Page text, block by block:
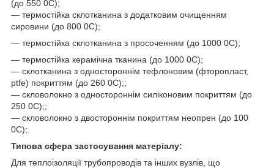
(до 550 0С);
— термостійка склотканина з додатковим очищенням
сировини (до 800 0С);
— термостійка склотканина з просоченням (до 1000 0С);
— термостійка керамічна тканина (до 1000 0С);
— склотканина з одностороннім тефлоновим (фторопласт,
ptfe) покриттям (до 260 0С);;
— скловолокно з одностороннім силіконовим покриттям (до
250 0С);;
— скловолокно з двостороннім покриттям неопрен (до 100
0С);.
Типова сфера застосування матеріалу:
Для теплоізоляції трубопроводів та інших вузлів, що